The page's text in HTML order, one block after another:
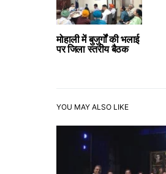
मोहाली में बुजुर्गों की भलाई
पर जिला स्तरीय बैठक
YOU MAY ALSO LIKE